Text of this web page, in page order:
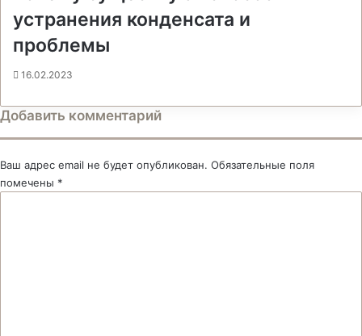
устранения конденсата и
проблемы
16.02.2023
Добавить комментарий
Ваш адрес email не будет опубликован. Обязательные поля
помечены *